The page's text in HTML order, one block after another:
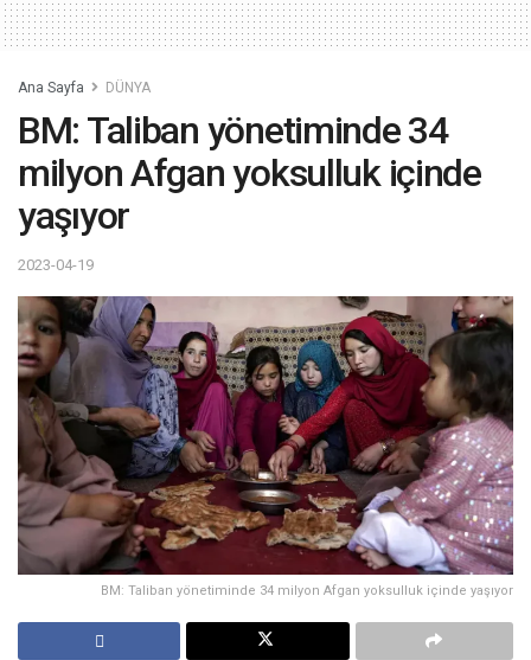
Ana Sayfa DÜNYA
BM: Taliban yönetiminde 34
milyon Afgan yoksulluk içinde
yaşıyor
2023-04-19
BM: Taliban yönetiminde 34 milyon Afgan yoksulluk içinde yaşıyor